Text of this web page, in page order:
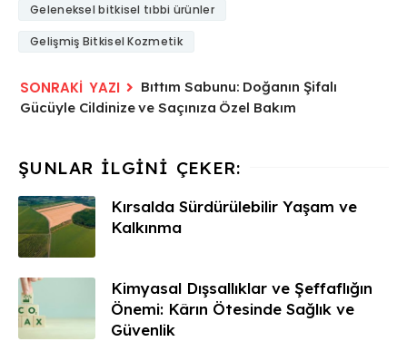
Geleneksel bitkisel tıbbi ürünler
Gelişmiş Bitkisel Kozmetik
Bıttım Sabunu: Doğanın Şifalı
Gücüyle Cildinize ve Saçınıza Özel Bakım
Kırsalda Sürdürülebilir Yaşam ve
Kalkınma
Kimyasal Dışsallıklar ve Şeffaflığın
Önemi: Kârın Ötesinde Sağlık ve
Güvenlik